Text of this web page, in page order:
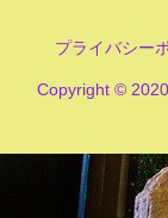
プライバシー
Copyright ©